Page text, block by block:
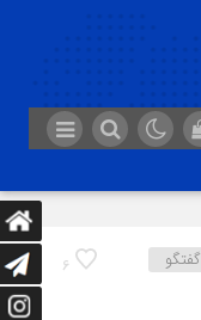
6 گفتگو